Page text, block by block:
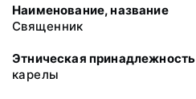
Наименование, название
Священник
Этническая принадлежность
карелы